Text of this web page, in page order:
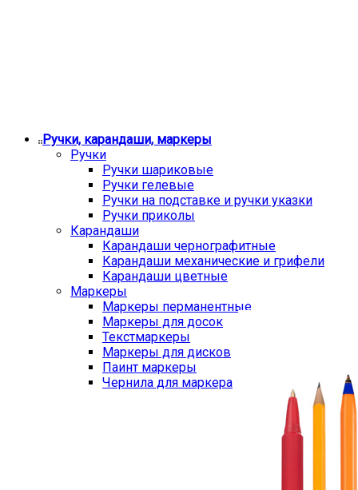
Ручки, карандаши, маркеры
Ручки
Ручки шариковые
Ручки гелевые
Ручки на подставке и ручки указки
Ручки приколы
Карандаши
Карандаши чернографитные
Карандаши механические и грифели
Карандаши цветные
Маркеры
Маркеры перманентные
Маркеры для досок
Текстмаркеры
Маркеры для дисков
Паинт маркеры
Чернила для маркера